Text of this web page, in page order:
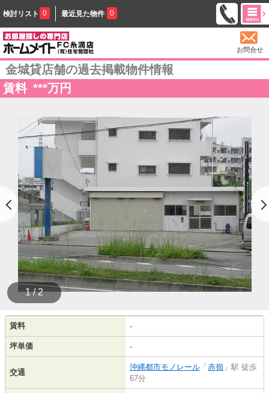
検討リスト 0 最近見た物件 0
お問合せ
金城貸店舗の過去掲載物件情報
賃料 ***万円
1 / 2
賃料 -
坪単価 -
交通
沖縄都市モノレール 「 赤嶺 」駅 徒歩
67分